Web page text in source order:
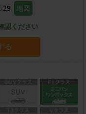
29 地図
認ください
る